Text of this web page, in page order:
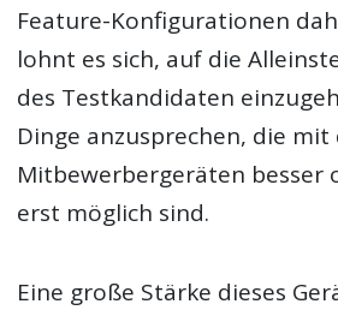
Feature-Konfigurationen
lohnt es sich, auf die
des Testkandidaten
Dinge anzusprechen, die mit
Mitbewerbergeräten besser
erst möglich sind.
Eine große Stärke dieses